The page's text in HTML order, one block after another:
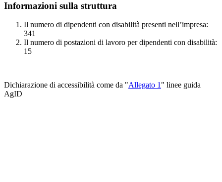
Informazioni sulla struttura
Il numero di dipendenti con disabilità presenti nell’impresa:
341
Il numero di postazioni di lavoro per dipendenti con disabilità:
15
Dichiarazione di accessibilità come da "Allegato 1 " linee guida
AgID